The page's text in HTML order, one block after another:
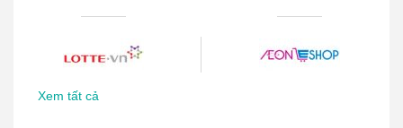
Xem tất cả